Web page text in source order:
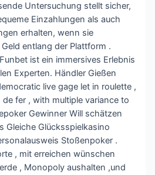
Untersuchung stellt sicher,
Einzahlungen als auch
erhalten, wenn sie
entlang der Plattform .
ist ein immersives Erlebnis
Experten. Händler Gießen
live gage let in roulette ,
fer , with multiple variance to
Gewinner Will schätzen
Gleiche Glücksspielkasino
Stoßenpoker .
, mit erreichen wünschen
, Monopoly aushalten ,und